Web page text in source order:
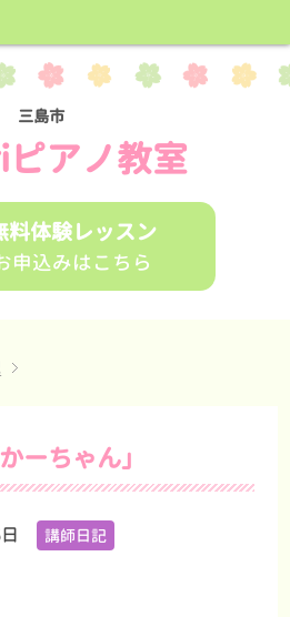
三島市
アノ教室
料体験レッスン
申込みはこちら
ーちゃん」
講師日記